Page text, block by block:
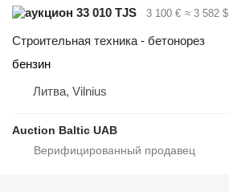
33 010 TJS
3 100 € ≈ 3 582 $
Строительная техника - бетонорез
бензин
Литва, Vilnius
Auction Baltic UAB